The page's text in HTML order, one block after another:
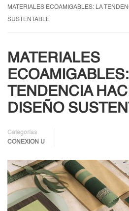
MATERIALES ECOAMIGABLES: LA
SUSTENTABLE
MATERIALES
TENDENCIA
DISEÑO
Categorías
CONEXION U